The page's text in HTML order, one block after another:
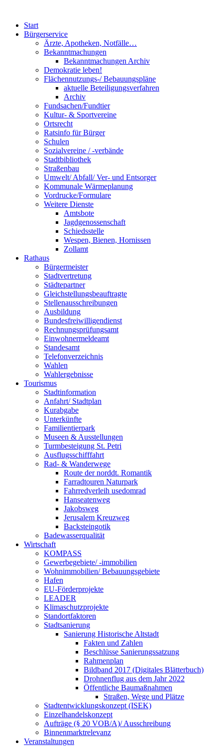
Start
Bürgerservice
Ärzte, Apotheken, Notfälle…
Bekanntmachungen
Bekanntmachungen Archiv
Demokratie leben!
Flächennutzungs-/ Bebauungspläne
aktuelle Beteiligungsverfahren
Archiv
Fundsachen/Fundtier
Kultur- & Sportvereine
Ortsrecht
Ratsinfo für Bürger
Schulen
Sozialvereine / -verbände
Stadtbibliothek
Straßenbau
Umwelt/ Abfall/ Ver- und Entsorger
Kommunale Wärmeplanung
Vordrucke/Formulare
Weitere Dienste
Amtsbote
Jagdgenossenschaft
Schiedsstelle
Wespen, Bienen, Hornissen
Zollamt
Rathaus
Bürgermeister
Stadtvertretung
Städtepartner
Gleichstellungsbeauftragte
Stellenausschreibungen
Ausbildung
Bundesfreiwilligendienst
Rechnungsprüfungsamt
Einwohnermeldeamt
Standesamt
Telefonverzeichnis
Wahlen
Wahlergebnisse
Tourismus
Stadtinformation
Anfahrt/ Stadtplan
Kurabgabe
Unterkünfte
Familientierpark
Museen & Ausstellungen
Turmbesteigung St. Petri
Ausflugsschifffahrt
Rad- & Wanderwege
Route der norddt. Romantik
Farradtouren Naturpark
Fahrredverleih usedomrad
Hanseatenweg
Jakobsweg
Jerusalem Kreuzweg
Backsteingotik
Badewasserqualität
Wirtschaft
KOMPASS
Gewerbegebiete/ -immobilien
Wohnimmobilien/ Bebauungsgebiete
Hafen
EU-Förderprojekte
LEADER
Klimaschutzprojekte
Standortfaktoren
Stadtsanierung
Sanierung Historische Altstadt
Fakten und Zahlen
Beschlüsse Sanierungssatzung
Rahmenplan
Bildband 2017 (Digitales Blätterbuch)
Drohnenflug aus dem Jahr 2022
Öffentliche Baumaßnahmen
Straßen, Wege und Plätze
Stadtentwicklungskonzept (ISEK)
Einzelhandelskonzept
Aufträge (§ 20 VOB/A)/ Ausschreibung
Binnenmarktrelevanz
Veranstaltungen